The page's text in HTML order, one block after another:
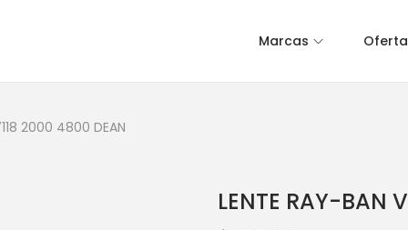
Marcas
2000 4800 DEAN
LENTE RAY-BAN